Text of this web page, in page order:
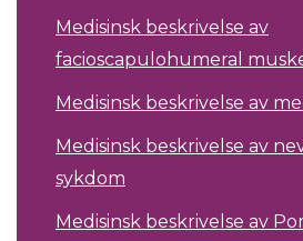
Medisinsk beskrivelse av
facioscapulohumeral
Medisinsk beskrivelse av
Medisinsk beskrivelse av
sykdom
Medisinsk beskrivelse av